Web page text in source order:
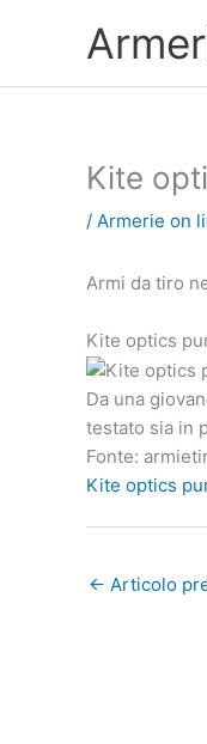
Kite
/ Armerie on
Armi da tiro
Kite optics
Da una
testato sia in
Fonte:
Kite optics
← Articolo